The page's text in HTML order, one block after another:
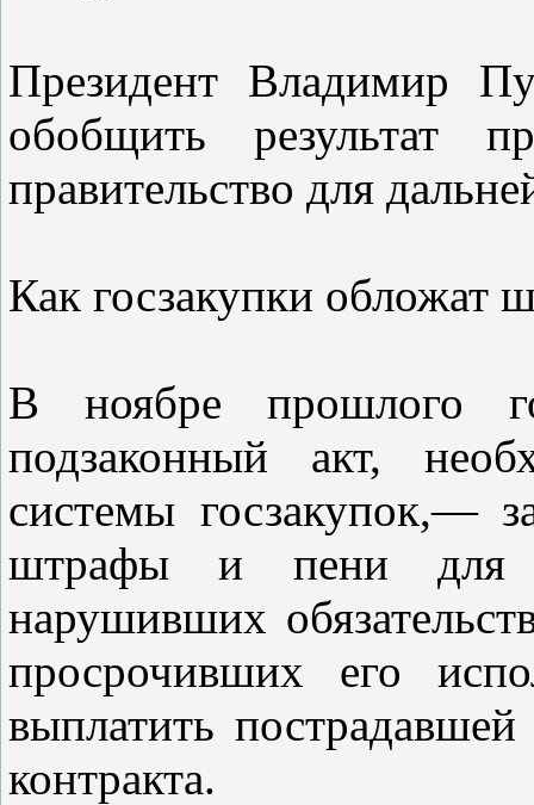
Президент Владимир
обобщить результат
правительство для
Как госзакупки обложат
В ноябре прошлого
подзаконный акт,
системы госзакупок,—
штрафы и пени для
нарушивших
просрочивших его
выплатить
контракта.